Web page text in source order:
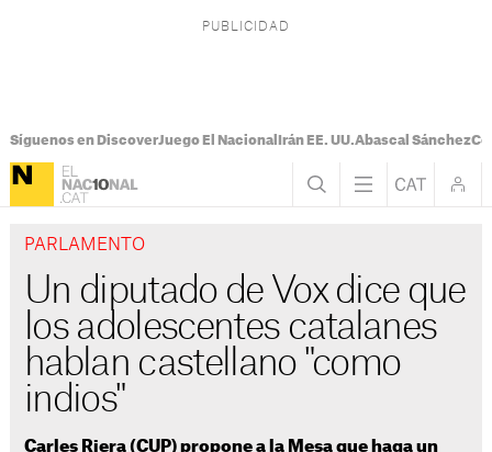
Síguenos en DiscoverJuego El Nacional Irán EE. UU.Abascal Sánchez
PARLAMENTO
Un diputado de Vox dice que
los adolescentes catalanes
hablan castellano "como
indios"
Carles Riera (CUP) propone a la Mesa que haga un